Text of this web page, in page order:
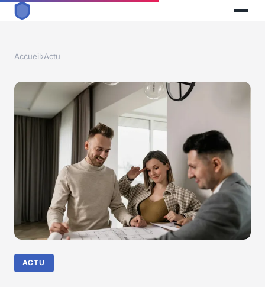
Accueil›Actu
ACTU